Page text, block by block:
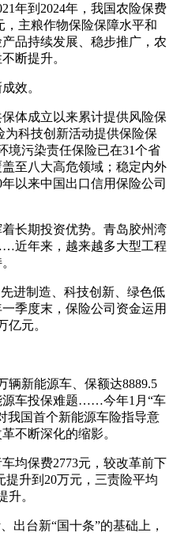
年到2024年，我国农险保费
，主粮作物保险保障水平和
品持续发展、稳步推广，农
断提升。
效。
体成立以来累计提供风险保
为科技创新活动提供保险保
境污染责任保险已在31个省
至八大高危领域；稳定内外
以来中国出口信用保险公司
长期投资优势。青岛胶州湾
近年来，越来越多大型工程
进制造、科技创新、绿色低
季度末，保险公司资金运用
亿元。
辆新能源车、保额达8889.5
源车投保难题……今年1月“车
我国首个新能源车险指导意
不断深化的缩影。
均保费2773元，较改革前下
提升到20万元，三责险平均
升。
出台新“国十条”的基础上，